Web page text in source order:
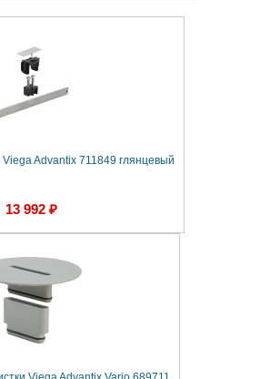
Advantix 711849 глянцевый
13 992 ₽